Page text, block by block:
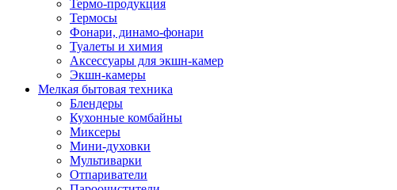
Термо-продукция
Термосы
Фонари, динамо-фонари
Туалеты и химия
Аксессуары для экшн-камер
Экшн-камеры
Мелкая бытовая техника
Блендеры
Кухонные комбайны
Миксеры
Мини-духовки
Мультиварки
Отпариватели